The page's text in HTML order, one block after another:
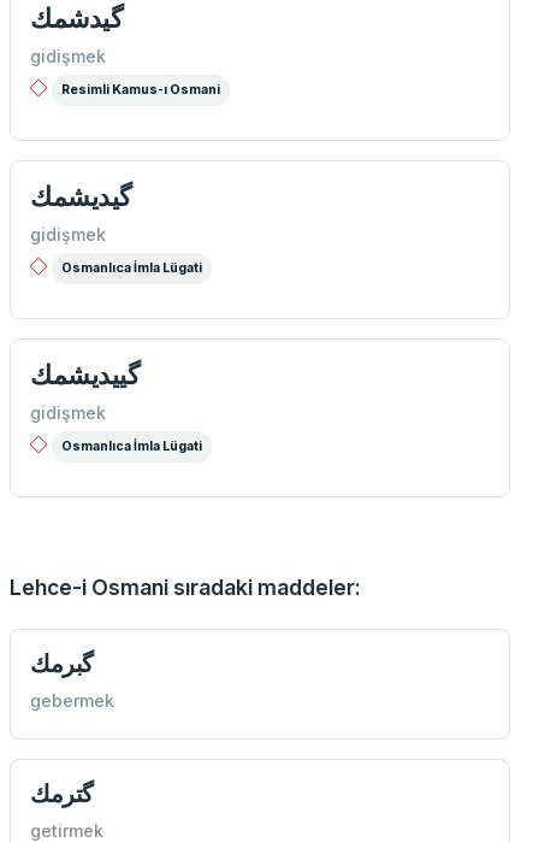
گیدشمك
gidişmek
Resimli Kamus-ı Osmani
گیدیشمك
gidişmek
Osmanlıca İmla Lügati
گییدیشمك
gidişmek
Osmanlıca İmla Lügati
Lehce-i Osmani sıradaki maddeler:
گبرمك
gebermek
گترمك
getirmek